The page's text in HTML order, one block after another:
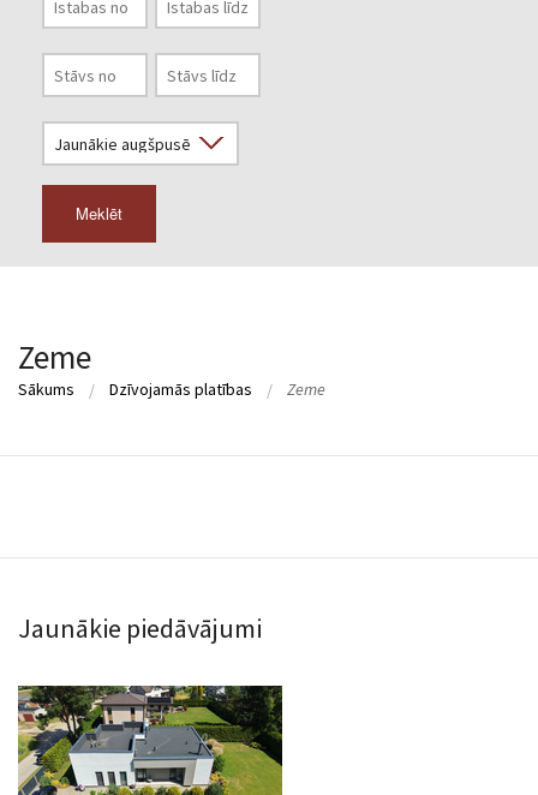
Meklēt
Zeme
Sākums Dzīvojamās platības Zeme
Jaunākie piedāvājumi